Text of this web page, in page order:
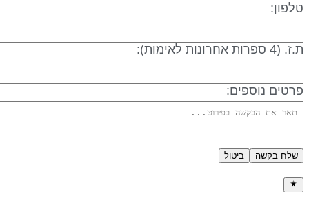
ספרות אחרונות לאימות):
נוספים:
שלח בקשה ביטול